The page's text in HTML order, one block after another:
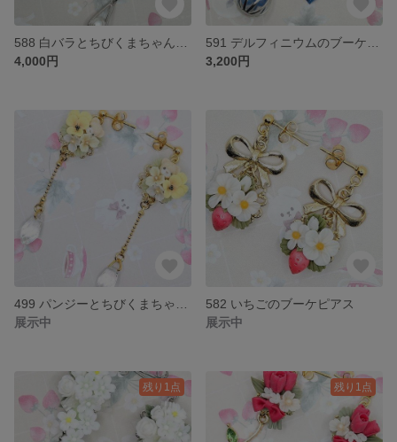
4,000円
3,200円
展示中
582 いちごのブーケピアス
展示中
残り1点 残り1点